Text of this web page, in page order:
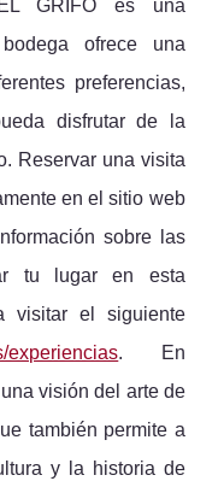
GRIFO es una
ofrece una
preferencias,
disfrutar de la
Reservar una visita
en el sitio web
sobre las
tu lugar en esta
visitar el siguiente
experiencias. En
visión del arte de
también permite a
y la historia de